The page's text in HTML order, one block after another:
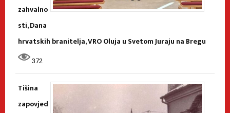
zahvalno
sti, Dana
hrvatskih branitelja, VRO Oluja u Svetom Juraju na Bregu
372
Tišina
zapovjed